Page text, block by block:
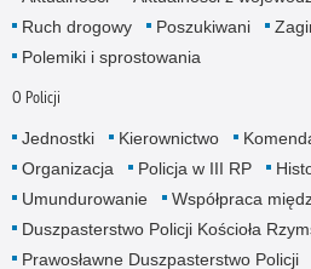
Ruch drogowy
Poszukiwani
Polemiki i sprostowania
O Policji
Jednostki Kierownictwo
Organizacja
Policja w III RP
Umundurowanie
Współpraca
Duszpasterstwo Policji Kościoła
Prawosławne Duszpasterstwo Policji